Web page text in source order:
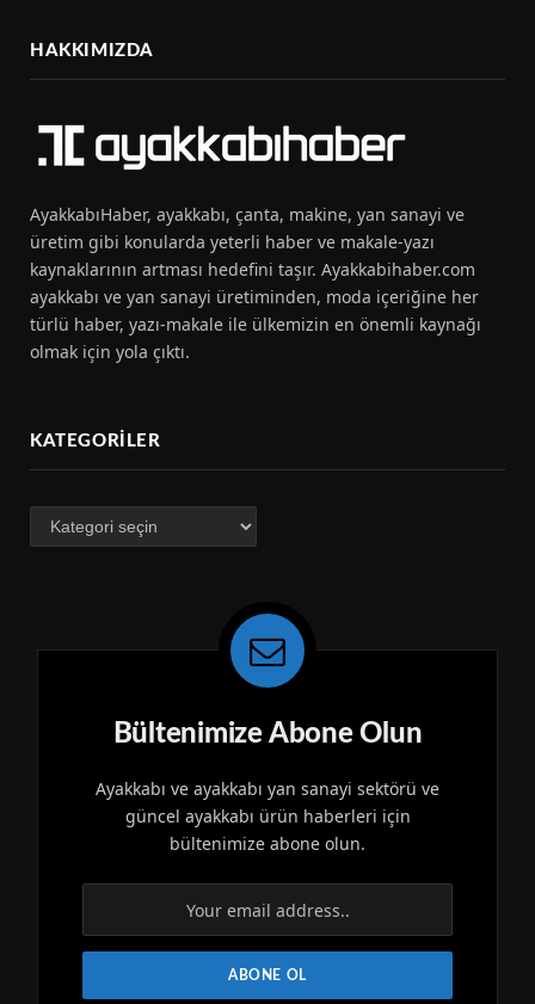
HAKKIMIZDA
AyakkabıHaber, ayakkabı, çanta, makine, yan sanayi ve
üretim gibi konularda yeterli haber ve makale-yazı
kaynaklarının artması hedefini taşır. Ayakkabihaber.com
ayakkabı ve yan sanayi üretiminden, moda içeriğine her
türlü haber, yazı-makale ile ülkemizin en önemli kaynağı
olmak için yola çıktı.
KATEGORILER
Kategoriler
Bültenimize Abone Olun
Ayakkabı ve ayakkabı yan sanayi sektörü ve
güncel ayakkabı ürün haberleri için
bültenimize abone olun.